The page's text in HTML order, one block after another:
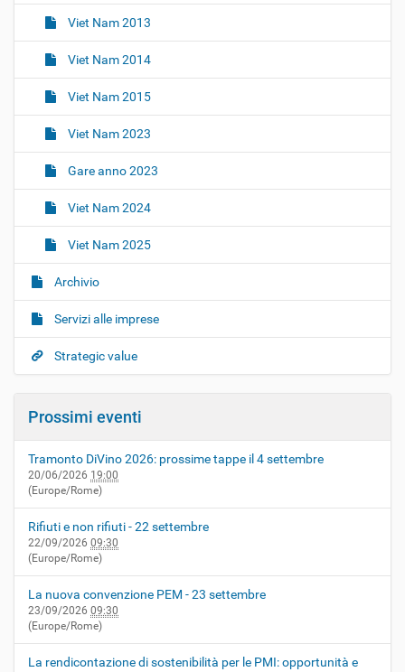
Viet Nam 2013
Viet Nam 2014
Viet Nam 2015
Viet Nam 2023
Gare anno 2023
Viet Nam 2024
Viet Nam 2025
Archivio
Servizi alle imprese
Strategic value
Prossimi eventi
Tramonto DiVino 2026: prossime tappe il 4 settembre
20/06/2026 19:00
(Europe/Rome)
Rifiuti e non rifiuti - 22 settembre
22/09/2026 09:30
(Europe/Rome)
La nuova convenzione PEM - 23 settembre
23/09/2026 09:30
(Europe/Rome)
La rendicontazione di sostenibilità per le PMI: opportunità e